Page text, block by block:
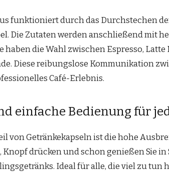
funktioniert durch das Durchstechen
Die Zutaten werden anschließend mit
haben die Wahl zwischen Espresso,
Diese reibungslose Kommunikation
Café-Erlebnis.
einfache Bedienung für
von Getränkekapseln ist die hohe
Knopf drücken und schon genießen Sie
Ideal für alle, die viel zu tun